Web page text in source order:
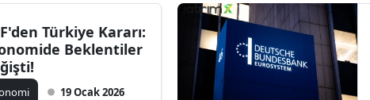
Türkiye Kararı:
Beklentiler
19 Ocak 2026